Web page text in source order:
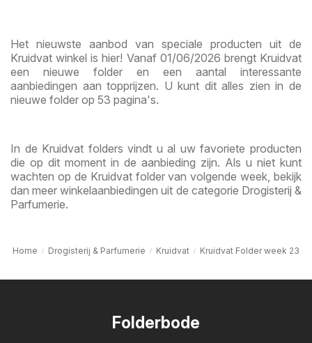
Het nieuwste aanbod van speciale producten uit de
Kruidvat winkel is hier! Vanaf 01/06/2026 brengt Kruidvat
een nieuwe folder en een aantal interessante
aanbiedingen aan topprijzen. U kunt dit alles zien in de
nieuwe folder op 53 pagina's.
In de Kruidvat folders vindt u al uw favoriete producten
die op dit moment in de aanbieding zijn. Als u niet kunt
wachten op de Kruidvat folder van volgende week, bekijk
dan meer winkelaanbiedingen uit de categorie Drogisterij &
Parfumerie.
Home Drogisterij & Parfumerie Kruidvat Kruidvat Folder week 23
Folderbode